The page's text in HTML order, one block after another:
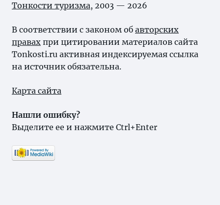
Тонкости туризма, 2003 — 2026
В соответствии с законом об авторских
правах при цитировании материалов сайта
Tonkosti.ru активная индексируемая ссылка
на источник обязательна.
Карта сайта
Нашли ошибку?
Выделите ее и нажмите Ctrl+Enter